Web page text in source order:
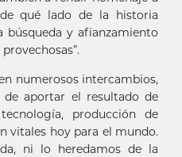
qué lado de la historia
búsqueda y afianzamiento
numerosos intercambios,
de aportar el resultado de
producción de
vitales hoy para el mundo.
ni lo heredamos de la